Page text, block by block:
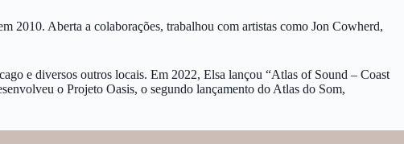
2010. Aberta a colaborações, trabalhou com artistas como Jon Cowherd,
e diversos outros locais. Em 2022, Elsa lançou “Atlas of Sound – Coast
o Projeto Oasis, o segundo lançamento do Atlas do Som,